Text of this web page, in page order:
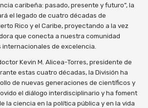
caribeña: pasado, presente y futuro”, la
el legado de cuatro décadas de
Rico y el Caribe, proyectando a la vez
que conecta a nuestra comunidad
de excelencia.
Kevin M. Alicea-Torres, presidente de
estas cuatro décadas, la División ha
de nuevas generaciones de científicos y
el diálogo interdisciplinario y ha foment
la ciencia en la política pública y en la vida